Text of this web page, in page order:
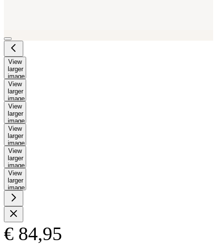
View
larger
image
View
larger
image
View
larger
image
View
larger
image
View
larger
image
View
larger
image
€ 84,95